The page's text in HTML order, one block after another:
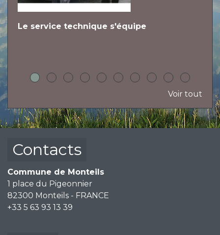
Le service technique s'équipe
Voir tout
Contacts
Commune de Monteils
1 place du Pigeonnier
82300 Monteils - FRANCE
+33 5 63 93 13 39